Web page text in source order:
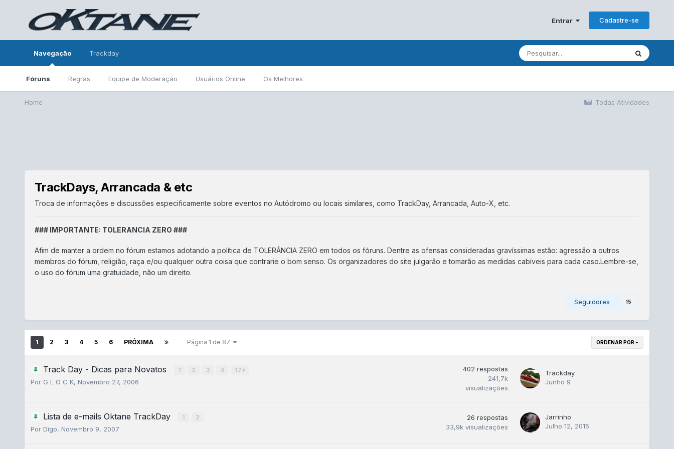
Entrar Cadastre-se
Navegação
Fóruns Regras Equipe de Moderação Usuários Online Os Melhores
Trackday
Todas Atividades
Home
TrackDays, Arrancada & etc
Troca de informações e discussões especificamente sobre eventos no Autódromo ou locais similares, como TrackDay, Arrancada, Auto-X, etc.
### IMPORTANTE: TOLERANCIA ZERO ###
Afim de manter a ordem no fórum estamos adotando a política de TOLERÂNCIA ZERO em todos os fóruns. Dentre as ofensas consideradas gravíssimas estão: agressão a outros
membros do fórum, religião, raça e/ou qualquer outra coisa que contrarie o bom senso. Os organizadores do site julgarão e tomarão as medidas cabíveis para cada caso.Lembre-se,
o uso do fórum uma gratuidade, não um direito.
Seguidores 15
ORDENAR POR
1 2 3 4 5 6 PRÓXIMA Página 1 de 87
Track Day - Dicas para Novatos 1 2 3 4 17
Por G L O C K, Novembro 27, 2006
402 respostas
241,7k
visualizações
Trackday
Junho 9
Lista de e-mails Oktane TrackDay 1 2
Por Digo, Novembro 9, 2007
26 respostas
33,9k visualizações
Jarrinho
Julho 12, 2015